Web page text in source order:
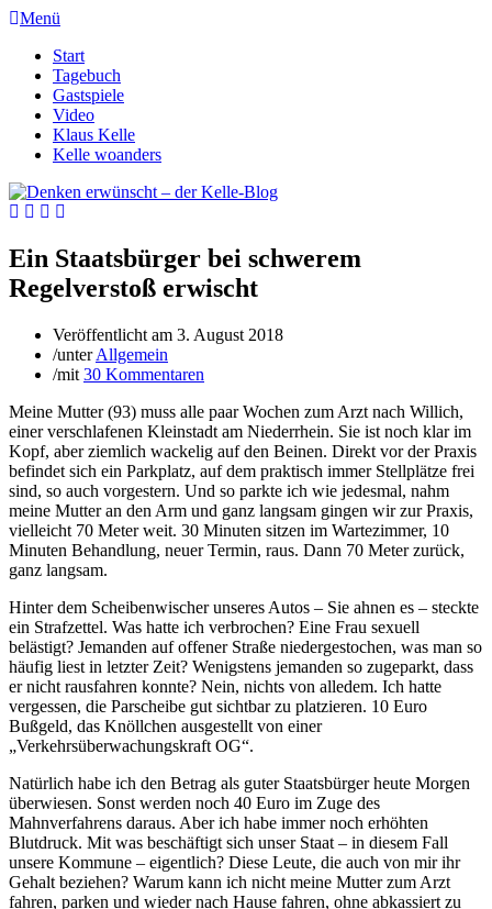
Menü
Start
Tagebuch
Gastspiele
Video
Klaus Kelle
Kelle woanders
Ein Staatsbürger bei schwerem
Regelverstoß erwischt
Veröffentlicht am 3. August 2018
/unterAllgemein
/mit 30 Kommentaren
Meine Mutter (93) muss alle paar Wochen zum Arzt nach Willich,
einer verschlafenen Kleinstadt am Niederrhein. Sie ist noch klar im
Kopf, aber ziemlich wackelig auf den Beinen. Direkt vor der Praxis
befindet sich ein Parkplatz, auf dem praktisch immer Stellplätze frei
sind, so auch vorgestern. Und so parkte ich wie jedesmal, nahm
meine Mutter an den Arm und ganz langsam gingen wir zur Praxis,
vielleicht 70 Meter weit. 30 Minuten sitzen im Wartezimmer, 10
Minuten Behandlung, neuer Termin, raus. Dann 70 Meter zurück,
ganz langsam.
Hinter dem Scheibenwischer unseres Autos – Sie ahnen es – steckte
ein Strafzettel. Was hatte ich verbrochen? Eine Frau sexuell
belästigt? Jemanden auf offener Straße niedergestochen, was man so
häufig liest in letzter Zeit? Wenigstens jemanden so zugeparkt, dass
er nicht rausfahren konnte? Nein, nichts von alledem. Ich hatte
vergessen, die Parscheibe gut sichtbar zu platzieren. 10 Euro
Bußgeld, das Knöllchen ausgestellt von einer
„Verkehrsüberwachungskraft OG“.
Natürlich habe ich den Betrag als guter Staatsbürger heute Morgen
überwiesen. Sonst werden noch 40 Euro im Zuge des
Mahnverfahrens daraus. Aber ich habe immer noch erhöhten
Blutdruck. Mit was beschäftigt sich unser Staat – in diesem Fall
unsere Kommune – eigentlich? Diese Leute, die auch von mir ihr
Gehalt beziehen? Warum kann ich nicht meine Mutter zum Arzt
fahren, parken und wieder nach Hause fahren, ohne abkassiert zu